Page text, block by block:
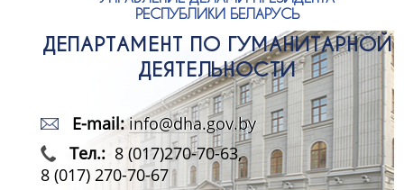
РЕСПУБЛИКИ БЕЛАРУСЬ
ДЕПАРТАМЕНТ ПО ГУМАНИТАРНОЙ
ДЕЯТЕЛЬНОСТИ
E-mail: info@dha.gov.by
Тел.:8 (017)270-70-63,
8 (017) 270-70-67